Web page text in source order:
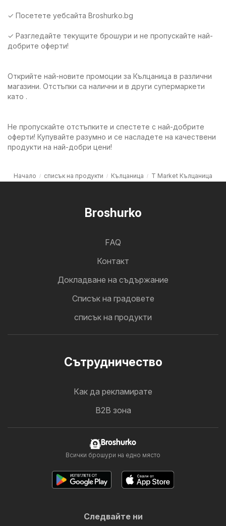
✓ Посетете уебсайта Broshurko.bg
✓ Разгледайте текущите брошури и не пропускайте най-
добрите оферти!
Открийте най-новите промоции за Кълцаница в различни
магазини. Отстъпки са налични и в други супермаркети
като .
Не пропускайте отстъпките и спестете с най-добрите
оферти! Купувайте разумно и се насладете на качествени
продукти на най-добри цени!
Начало списък на продукти Кълцаница T Market Кълцаница
Broshurko
FAQ
Контакт
Докладване на съдържание
Cписък на градовете
списък на продукти
Cътрудничество
Как да рекламирате
B2B зона
Broshurko
Всички брошури на едно място
Следвайте ни